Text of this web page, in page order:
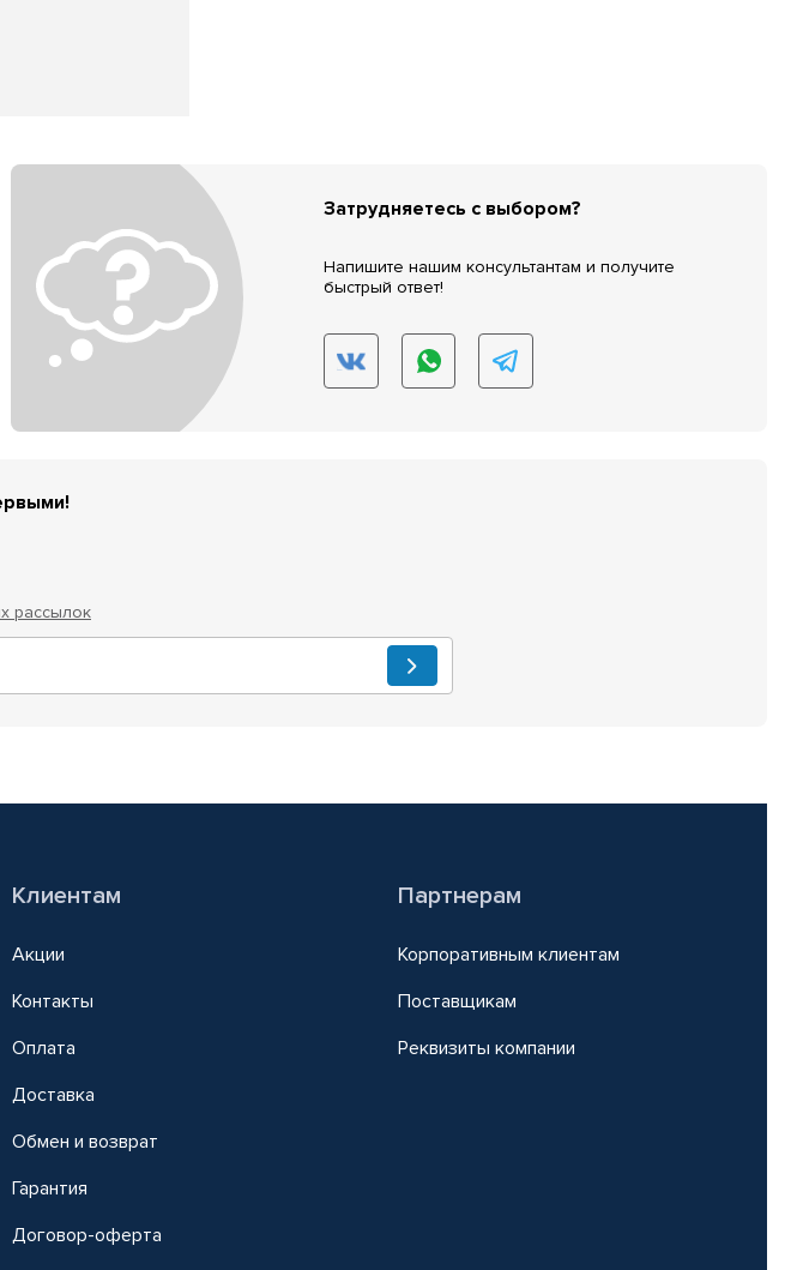
Затрудняетесь с выбором?
Напишите нашим консультантам и получите
быстрый ответ!
рассылок
Клиентам
Акции
Контакты
Оплата
Доставка
Обмен и возврат
Гарантия
Договор-оферта
Партнерам
Корпоративным клиентам
Поставщикам
Реквизиты компании